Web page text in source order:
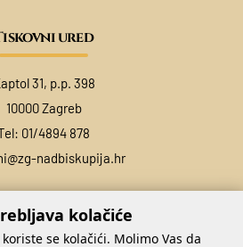
ured
31, p.p. 398
10000 Zagreb
01/4894 878
nadbiskupija.hr
kolačiće
se kolačići. Molimo Vas da